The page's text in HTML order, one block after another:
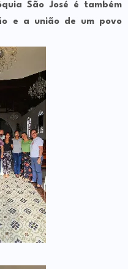
São José é também
e a união de um povo